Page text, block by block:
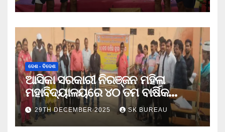
ଦେଶ - ବିଦେଶ
ଆସିକା ସରକାରୀ ନିରଞ୍ଜନ ମହିଳା
ମହାବିଦ୍ୟାଳୟରେ ୪୦ ତମ ବାର୍ଷିକ
କ୍ରୀଡା ଉତ୍ସବ
29TH DECEMBER 2025 SK BUREAU